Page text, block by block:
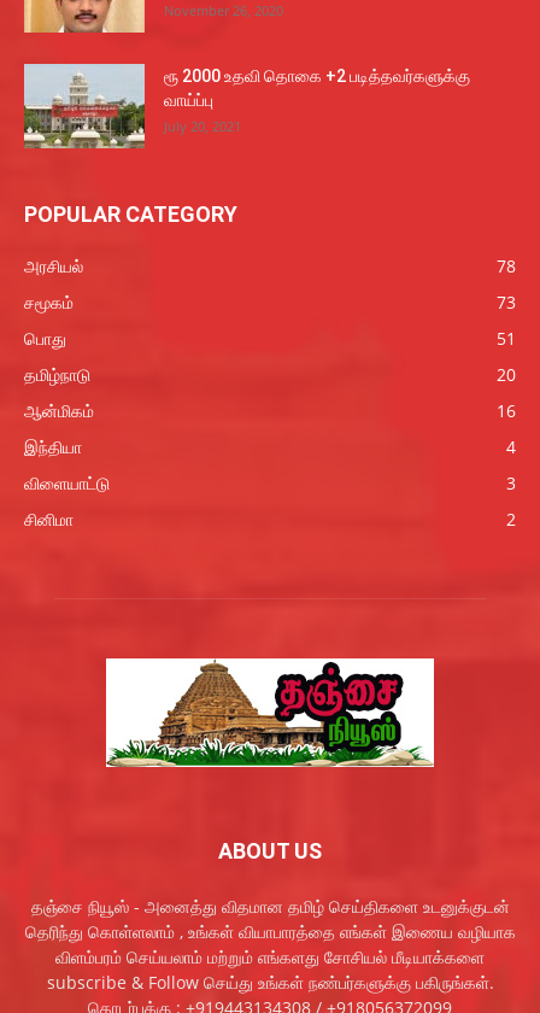
November 26, 2020
ரூ 2000 உதவி தொகை +2 படித்தவர்களுக்கு
வாய்ப்பு
July 20, 2021
POPULAR CATEGORY
அரசியல்
78
சமூகம்
73
பொது
51
தமிழ்நாடு
20
ஆன்மிகம்
16
இந்தியா
4
விளையாட்டு
3
சினிமா
2
ABOUT US
தஞ்சை நியூஸ் - அனைத்து விதமான தமிழ் செய்திகளை உடனுக்குடன்
தெரிந்து கொள்ளலாம் , உங்கள் வியாபாரத்தை எங்கள் இணைய வழியாக
விளம்பரம் செய்யலாம் மற்றும் எங்களது சோசியல் மீடியாக்களை
subscribe & Follow செய்து உங்கள் நண்பர்களுக்கு பகிருங்கள்.
தொடர்புக்கு : +919443134308 / +918056372099